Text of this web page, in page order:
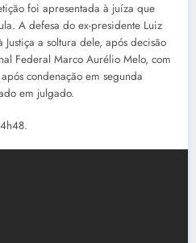
foi apresentada à juíza que
A defesa do ex-presidente Luiz
a soltura dele, após decisão
Federal Marco Aurélio Melo, com
condenação em segunda
em julgado.